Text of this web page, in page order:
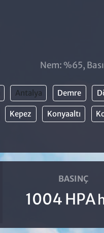
Nem: %65,
Antalya Demre
Kepez Konyaaltı
BASINÇ
1004 HPA